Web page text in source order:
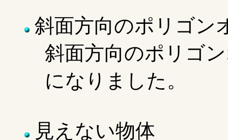
斜面方向のポリゴン
斜面方向のポリゴ
になりました。
見えない物体